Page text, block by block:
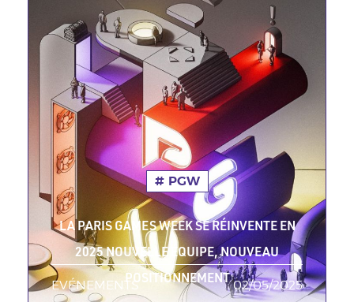
PGW
LA PARIS GAMES WEEK SE RÉINVENTE EN
2025 NOUVELLE ÉQUIPE, NOUVEAU
POSITIONNEMENT
TAGS MINEURES
EVÉNEMENTS Date
02/05/2025